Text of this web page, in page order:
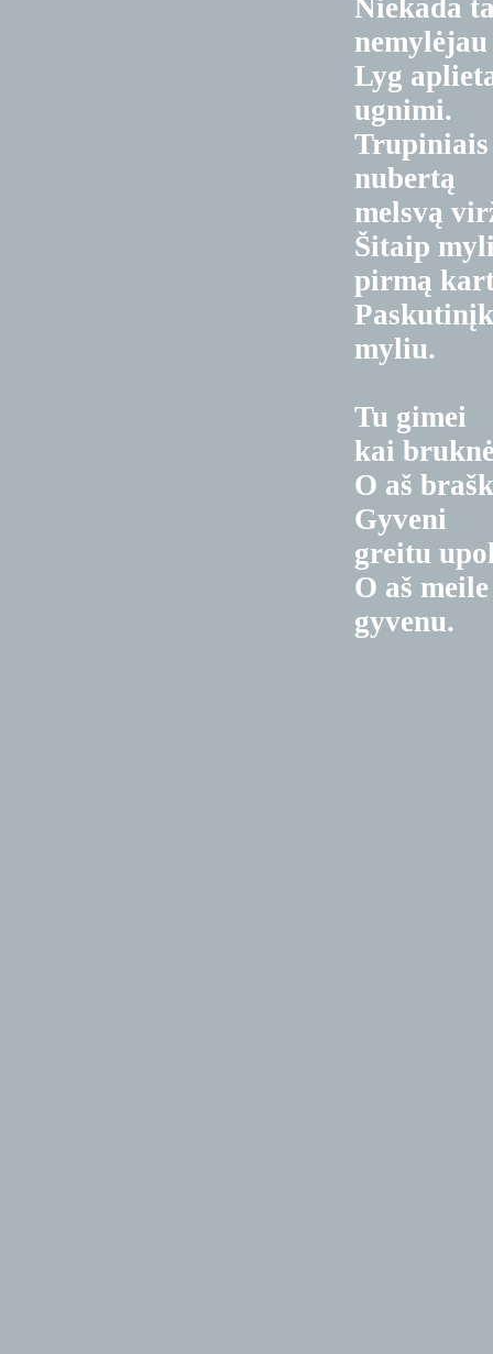
Niekada
nemylėjau
Lyg
ugnimi.
Trupiniais
nubertą
melsvą
Šitaip
pirmą
myliu.
Tu gimei
kai
O aš
Gyveni
greitu
O aš meile
gyvenu.